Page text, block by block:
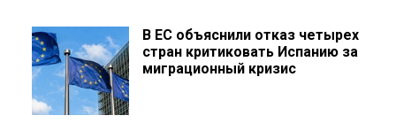
В ЕС объяснили отказ четырех
стран критиковать Испанию за
миграционный кризис